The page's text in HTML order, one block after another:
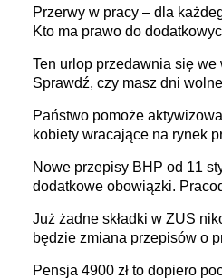
refundacji, ale bariery po
świadomości pracodawców
Przerwy w pracy – dla
Kto ma prawo do
Ten urlop przedawnia się we
Sprawdź, czy masz dni
Państwo pomoże
kobiety wracające na rynek
neuroatypowe. Powstanie
Inkluzywności w
Nowe przepisy BHP od 11
dodatkowe obowiązki.
Już żadne składki w ZUS
będzie zmiana przepisów o
Pensja 4900 zł to dopiero